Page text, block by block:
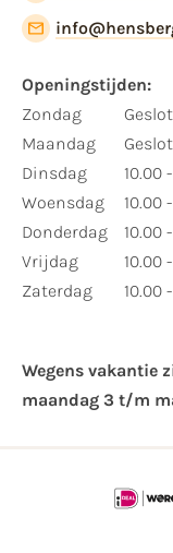
Openingstijden:
Zondag
Maandag
Dinsdag
Woensdag
Donderdag
Vrijdag
Zaterdag
10.00
10.00
10.00
10.00
10.00
Wegens vakantie
maandag 3 t/m